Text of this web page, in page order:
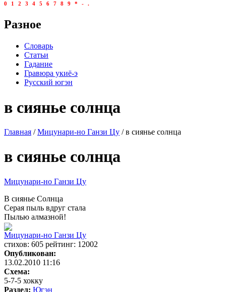
0
1 2 3 4 5 6 7 8 9 * - .
Разное
Словарь
Статьи
Гадание
Гравюра укиё-э
Русский югэн
в сиянье солнца
Главная /Мицунари-но Ганзи Цу / в сиянье солнца
в сиянье солнца
Мицунари-но Ганзи Цу
В сиянье Солнца
Серая пыль вдруг стала
Пылью алмазной!
Мицунари-но Ганзи Цу
cтихов: 605 рейтинг: 12002
Опубликован:
13.02.2010 11:16
Схема:
5-7-5 хокку
Раздел: Югэн